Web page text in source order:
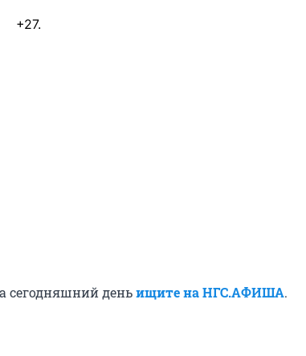
+27.
сегодняшний деньищите на НГС.АФИША.